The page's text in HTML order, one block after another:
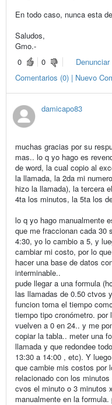
En todo caso, nunca esta
Saludos,
Gmo.-
0
0
Denunciar
Comentarios (0) | Nuevo
damicapo83
muchas gracias por su
mas.. lo q yo hago es
de word, la cual copio al
la llamada, la 2da mi
hizo la llamada), la tercera
4ta los minutos, la 5ta los
lo q yo hago manualmente
que me fraccionan cada 30
4:30, yo lo cambio a 5, y
cambiar mi costo, por lo
hacer una base de datos
interminable..
pude llegar a una formula
las llamadas de 0.50 ctvos
funcion toma el tiempo
tiempo tipo cronómetro.
vuelven a 0 en 24.. y me
copiar la tabla.. meter una
llamada y que redondee
13:30 a 14:00 , etc). Y
que cambie mis costos por
relacionado con los
cvos el minuto o 3 minutos
manualmente en la